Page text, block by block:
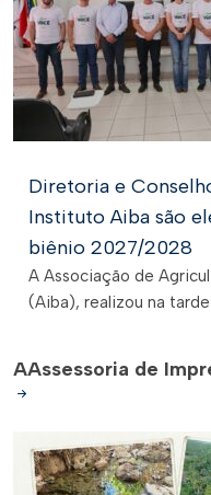
Diretoria e
Instituto Aiba são
biênio 2027/2028
A Associação de
(Aiba), realizou na
AAssessoria de